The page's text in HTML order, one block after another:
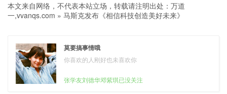
本文来自网络，不代表本站立场，转载请注明出处： 万道
一,vvanqs.com » 马斯克发布《相信科技创造美好未来》
莫要搞事情哦
你喜欢的人刚好也未喜欢你
张学友刘德华邓紫琪已没关注